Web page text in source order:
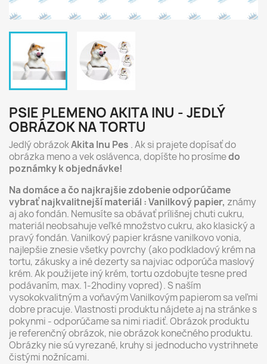
PSIE PLEMENO AKITA INU - JEDLÝ
OBRÁZOK NA TORTU
Jedlý obrázokAkita Inu Pes . Ak si prajete dopísať do
obrázka meno a vek oslávenca, dopíšte ho prosímedo
poznámky k objednávke!
Na domáce a čo najkrajšie zdobenie odporúčame
vybrať najkvalitnejší materiál : Vanilkový papier, známy
aj ako fondán. Nemusíte sa obávať prílišnej chuti cukru,
materiál neobsahuje veľké množstvo cukru, ako klasický a
pravý fondán. Vanilkový papier krásne vanilkovo vonia,
najlepšie znesie všetky povrchy (ako podkladový krém na
tortu, zákusky a iné dezerty sa najviac odporúča maslový
krém. Ak použijete iný krém, tortu ozdobujte tesne pred
podávaním, max. 1-2hodiny vopred). S naším
vysokokvalitným a voňavým Vanilkovým papierom sa veľmi
dobre pracuje. Vlastnosti produktu nájdete aj na stránke s
pokynmi - odporúčame sa nimi riadiť. Obrázok produktu
je referenčný obrázok, nie obrázok konečného produktu.
Obrázky nie sú vyrezané, kruhy si jednoducho vystrihnete
čistými nožnícami.